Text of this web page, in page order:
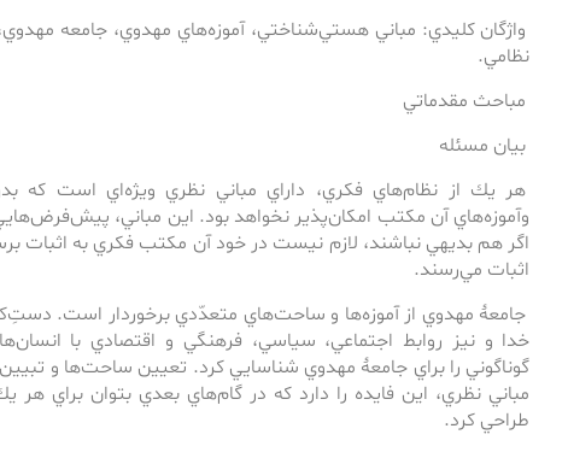
واژگان كليدي: مباني هستي‌شناختي، آموزه‌هاي مهدوي، جامعه
نظامي.
مباحث مقدماتي
بيان مسئله
هر يك از نظام‌هاي فكري، داراي مباني نظري ويژه‌اي است ‌كه
وآموزه‌هاي آن مكتب امكان‌پذير نخواهد بود. اين مباني،
اگر هم بديهي نباشند، لازم نيست در خود آن مكتب فكري به ‌اثبات
‌اثبات مي‌رسند.
جامعۀ مهدوي از آموزه‌ها و ساحت‌هاي متعدّدي برخوردار است. دستِ‌كم
خدا و نيز روابط اجتماعي، سياسي، فرهنگي و اقتصادي با
گوناگوني را براي جامعۀ مهدوي شناسايي كرد. تعيين ساحت‌ها و
مباني نظري، اين فايده را دارد‌ كه ‌در گام‌هاي بعدي بتوان براي هر
طراحي كرد.